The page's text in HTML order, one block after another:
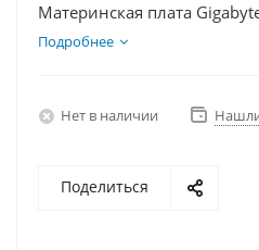
Материнская плата
Видеокарта RTX 3060 12Гб,
Подробнее
Нет в наличии
Поделиться